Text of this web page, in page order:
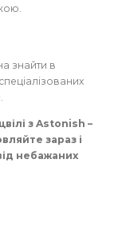
знайти в
з Astonish –
зараз і
небажаних